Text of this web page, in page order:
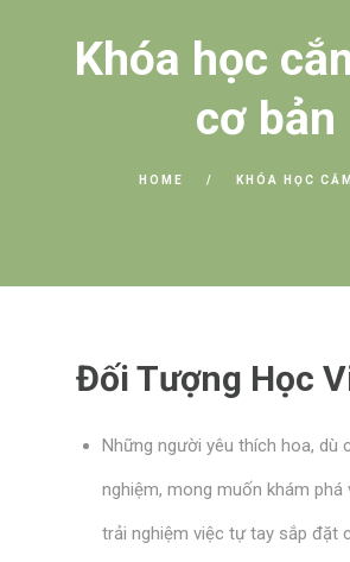
Khóa học
cơ bản
HOME KHÓA HỌC
Đối Tượng Học
Những người yêu thích hoa, dù
nghiệm, mong muốn khám phá
trải nghiệm việc tự tay sắp đặt